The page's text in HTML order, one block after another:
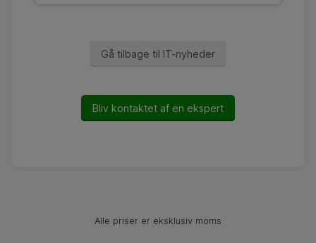
Gå tilbage til IT-nyheder
Bliv kontaktet af en ekspert
Alle priser er eksklusiv moms